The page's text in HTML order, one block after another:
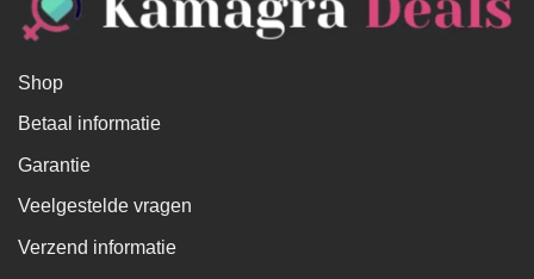
Shop
Betaal informatie
Garantie
Veelgestelde vragen
Verzend informatie